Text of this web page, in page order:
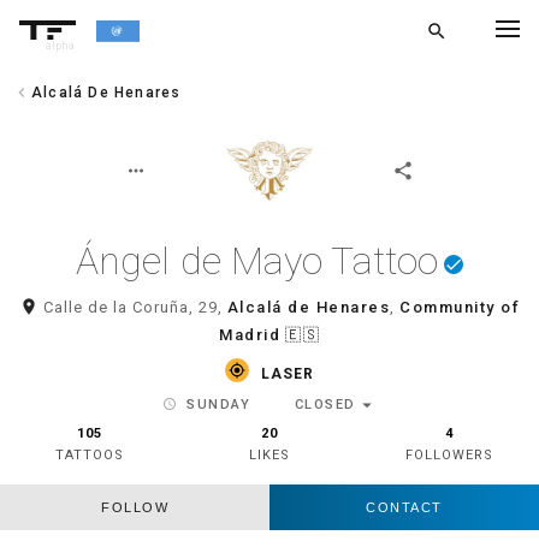
alpha
search
chevron_left Alcalá De Henares
more_horiz share
Ángel de Mayo Tattoo done
room Calle de la Coruña, 29, Alcalá de Henares, Community of
Madrid 🇪🇸
gps_fixed LASER
schedule SUNDAY CLOSED arrow_drop_down
105
TATTOOS
20
LIKES
4
FOLLOWERS
FOLLOW CONTACT